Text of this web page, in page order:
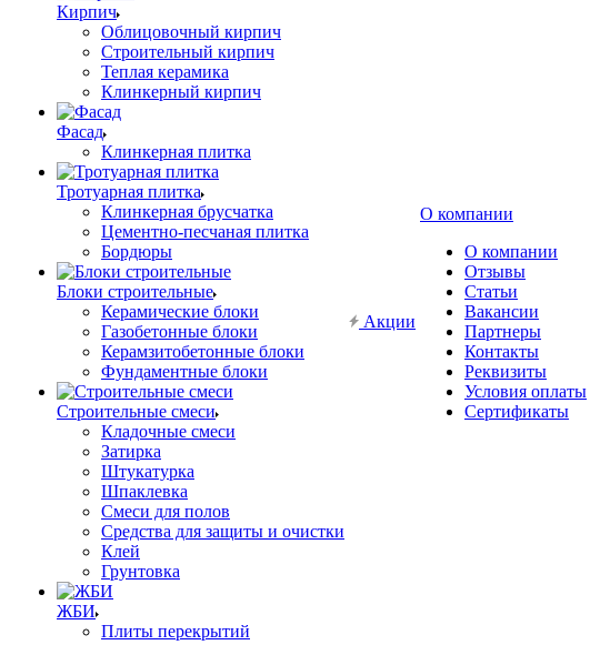
Кирпич
Облицовочный кирпич
Строительный кирпич
Теплая керамика
Клинкерный кирпич
Фасад
Клинкерная плитка
Тротуарная плитка
Клинкерная брусчатка
Цементно-песчаная плитка
Бордюры
Блоки строительные
Керамические блоки
Газобетонные блоки
Керамзитобетонные блоки
Фундаментные блоки
Строительные смеси
Кладочные смеси
Затирка
Штукатурка
Шпаклевка
Смеси для полов
Средства для защиты и очистки
Клей
Грунтовка
ЖБИ
Плиты перекрытий
Акции
О компании
О компании
Отзывы
Статьи
Вакансии
Партнеры
Контакты
Реквизиты
Условия оплаты
Сертификаты